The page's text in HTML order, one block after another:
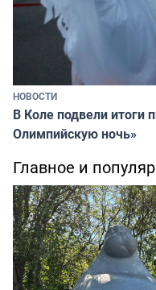
НОВОСТИ
В Коле подвели итоги
Олимпийскую ночь»
Главное и